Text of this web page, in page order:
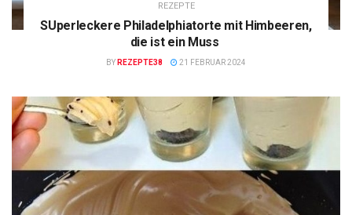
REZEPTE
SUperleckere Philadelphiatorte mit Himbeeren,
die ist ein Muss
BY REZEPTE38 21 FEBRUAR 2024